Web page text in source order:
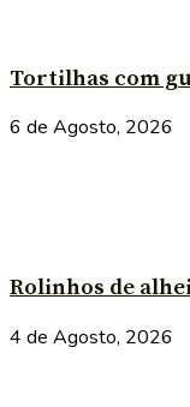
Tortilhas com
6 de Agosto, 2026
Rolinhos de
4 de Agosto, 2026